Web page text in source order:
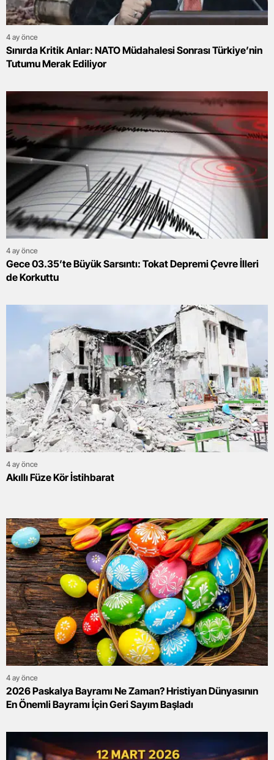
4 ay önce
Sınırda Kritik Anlar: NATO Müdahalesi Sonrası Türkiye’nin
Tutumu Merak Ediliyor
4 ay önce
Gece 03.35’te Büyük Sarsıntı: Tokat Depremi Çevre İlleri
de Korkuttu
4 ay önce
Akıllı Füze Kör İstihbarat
4 ay önce
2026 Paskalya Bayramı Ne Zaman? Hristiyan Dünyasının
En Önemli Bayramı İçin Geri Sayım Başladı